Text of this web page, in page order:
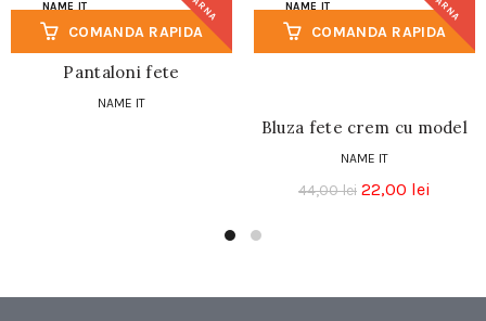
NAME IT IARNA
COMANDA RAPIDA
Pantaloni fete
NAME IT
NAME IT IARNA
COMANDA RAPIDA
Bluza fete crem cu model
NAME IT
44,00lei 22,00 lei